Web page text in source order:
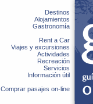
Destinos
Alojamientos
Gastronomía
Rent a Car
Viajes y excursiones
Actividades
Recreación
Servicios
Información útil
Comprar pasajes on-line